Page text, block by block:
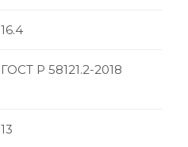
16.4
ГОСТ Р 58121.2-2018
13